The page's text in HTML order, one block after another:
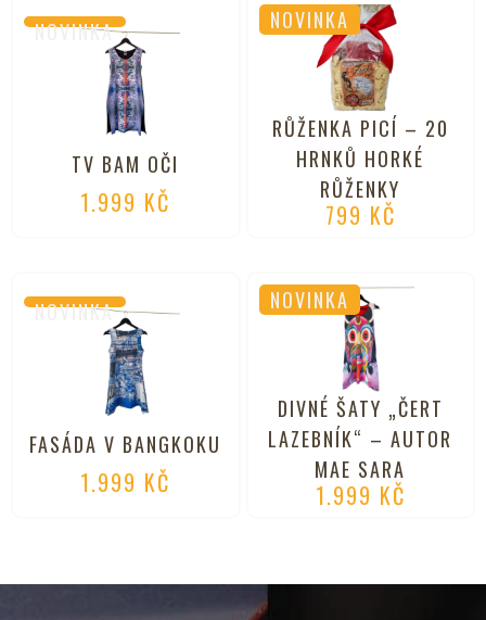
NOVINKA
TV BAM OČI
1.999 KČ
NOVINKA
RŮŽENKA PICÍ – 20
HRNKŮ HORKÉ
RŮŽENKY
799 KČ
NOVINKA
FASÁDA V BANGKOKU
1.999 KČ
NOVINKA
DIVNÉ ŠATY „ČERT
LAZEBNÍK“ – AUTOR
MAE SARA
1.999 KČ